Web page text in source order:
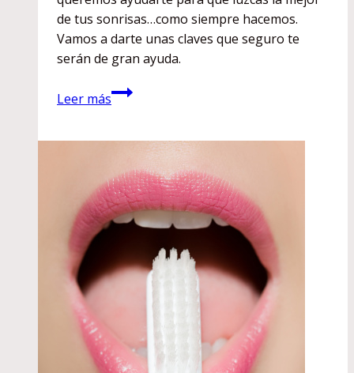
de tus sonrisas…como siempre hacemos.
Vamos a darte unas claves que seguro te
serán de gran ayuda.
Leer másClaves
para
mejor
sonrisa
estas
Navidades